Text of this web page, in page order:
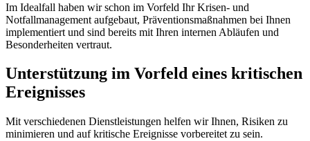
Im Idealfall haben wir schon im Vorfeld Ihr Krisen- und
Notfallmanagement aufgebaut, Präventionsmaßnahmen bei Ihnen
implementiert und sind bereits mit Ihren internen Abläufen und
Besonderheiten vertraut.
Unterstützung im Vorfeld eines kritischen
Ereignisses
Mit verschiedenen Dienstleistungen helfen wir Ihnen, Risiken zu
minimieren und auf kritische Ereignisse vorbereitet zu sein.